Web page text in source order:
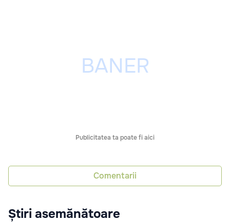
Publicitatea ta poate fi aici
Comentarii
Știri asemănătoare